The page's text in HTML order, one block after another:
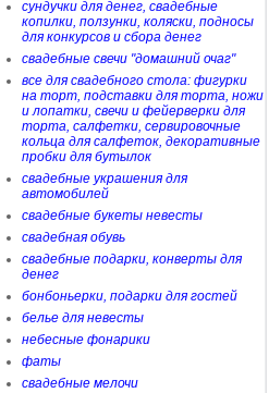
сундучки для денег, свадебные
копилки, ползунки, коляски, подносы
для конкурсов и сбора денег
свадебные свечи "домашний очаг"
все для свадебного стола: фигурки
на торт, подставки для торта, ножи
и лопатки, свечи и фейерверки для
торта, салфетки, сервировочные
кольца для салфеток, декоративные
пробки для бутылок
свадебные украшения для
автомобилей
свадебные букеты невесты
свадебная обувь
свадебные подарки, конверты для
денег
бонбоньерки, подарки для гостей
белье для невесты
небесные фонарики
фаты
свадебные мелочи